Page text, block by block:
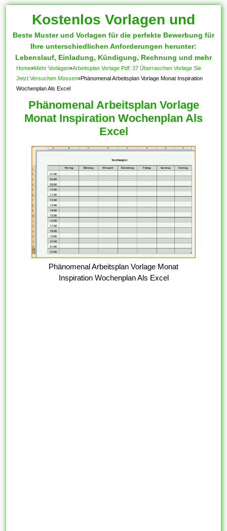
Kostenlos Vorlagen und
Muster
Beste Muster und Vorlagen für die perfekte Bewerbung für
Ihre unterschiedlichen Anforderungen herunter:
Lebenslauf, Einladung, Kündigung, Rechnung und mehr
Home»Mehr Vorlagen»Arbeitsplan Vorlage Pdf: 37 Überraschen Vorlage Sie
Jetzt Versuchen Müssen»Phänomenal Arbeitsplan Vorlage Monat Inspiration
Wochenplan Als Excel
Phänomenal Arbeitsplan Vorlage
Monat Inspiration Wochenplan Als
Excel
Phänomenal Arbeitsplan Vorlage Monat
Inspiration Wochenplan Als Excel